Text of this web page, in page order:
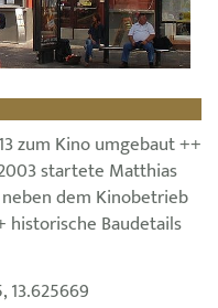
zum Kino umgebaut ++
startete Matthias
dem Kinobetrieb
historische Baudetails
13.625669